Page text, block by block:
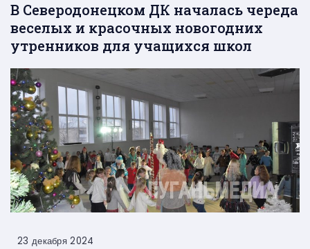
В Северодонецком ДК началась череда
веселых и красочных новогодних
утренников для учащихся школ
23 декабря 2024